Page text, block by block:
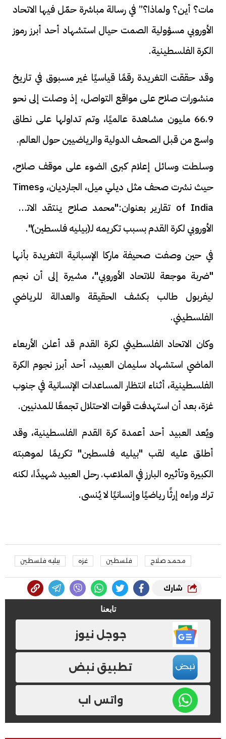
مات؟ أين؟ ولماذا؟” في رسالة مباشرة حمّل فيها الاتحاد
الأوروبي مسؤولية الصمت حيال استشهاد أحد أبرز رموز
الكرة الفلسطينية.
وقد حققت التغريدة رقمًا قياسيًا غير مسبوق في تاريخ
منشورات صلاح على مواقع التواصل، إذ وصلت إلى نحو
66.9 مليون مشاهدة عالميًا، وتم تداولها على نطاق
واسع من قبل الصحف الدولية والرياضيين حول العالم.
وسلطت وسائل إعلام كبرى الضوء على موقف صلاح،
حيث نشرت صحف مثل ديلي ميل، الجارديان، وTimes
of India تقارير بعنوان:"محمد صلاح ينتقد الاتحاد
الأوروبي لكرة القدم بسبب تكريمه لـ(بيليه فلسطين)".
في حين وصفت صحيفة ماركا الإسبانية التغريدة بأنها
"ضربة موجعة للاتحاد الأوروبي"، مشيرة إلى أن نجم
ليفربول طالب بكشف الحقيقة والعدالة للرياضي
الفلسطيني.
وكان الاتحاد الفلسطيني لكرة القدم قد أعلن الأربعاء
الماضي استشهاد سليمان العبيد، أحد أبرز نجوم الكرة
الفلسطينية، أثناء انتظار المساعدات الإنسانية في جنوب
غزة، بعد أن استهدفت قوات الاحتلال تجمعًا للمدنيين.
ويُعد العبيد أحد أعمدة كرة القدم الفلسطينية، وقد
أطلق عليه لقب "بيليه فلسطين" تكريمًا لموهبته
الكبيرة وتأثيره البارز في الملاعب. رحل العبيد شهيدًا، لكنه
ترك وراءه إرثًا رياضيًا وإنسانيًا لا يُنسى.
محمد صلاح فلسطين غزه بيليه فلسطين
شارك
تابعنا
جوجل نيوز
تطبيق نبض
واتس اب